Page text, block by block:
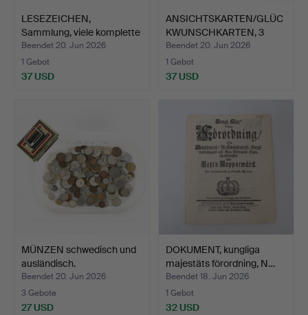
LESEZEICHEN,
Sammlung, viele komplette
Bög…
Beendet 20. Jun 2026
1 Gebot
37 USD
ANSICHTSKARTEN/GLÜC
KWUNSCHKARTEN, 3
Alben.
Beendet 20. Jun 2026
1 Gebot
37 USD
MÜNZEN schwedisch und
ausländisch.
Beendet 20. Jun 2026
3 Gebote
27 USD
DOKUMENT, kungliga
majestäts förordning, N…
Beendet 18. Jun 2026
1 Gebot
32 USD